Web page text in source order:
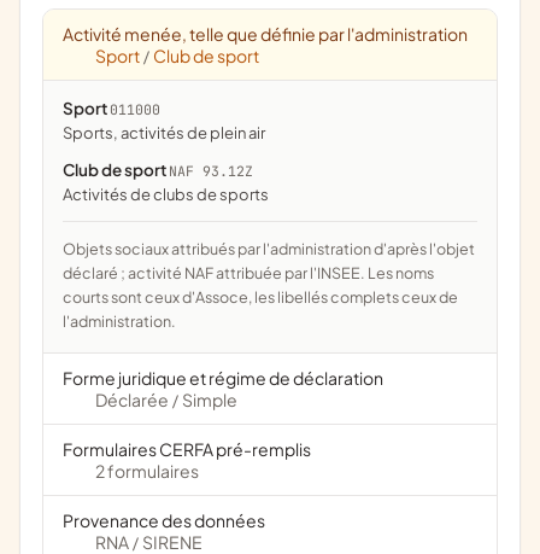
Activité menée, telle que définie par l'administration
Sport / Club de sport
Sport 011000
Sports, activités de plein air
Club de sport NAF 93.12Z
Activités de clubs de sports
Objets sociaux attribués par l'administration d'après l'objet
déclaré ; activité NAF attribuée par l'INSEE. Les noms
courts sont ceux d'Assoce, les libellés complets ceux de
l'administration.
Forme juridique et régime de déclaration
Déclarée / Simple
Formulaires CERFA pré-remplis
2 formulaires
Provenance des données
RNA / SIRENE